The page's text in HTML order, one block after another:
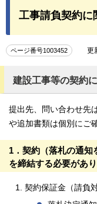
工事請負契約に
ページ番号1003452 更
建設工事等の契約
提出先、問い合わせ先
や追加書類は個別にご
1．契約（落札の通知
を締結する必要があり
契約保証金（請負